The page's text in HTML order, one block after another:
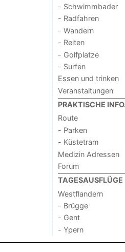
- Schwimmbader
- Radfahren
- Wandern
- Reiten
- Golfplatze
- Surfen
Essen und trinken
Veranstaltungen
PRAKTISCHE
Route
- Parken
- Küstetram
Medizin Adressen
Forum
TAGESAUSFLÜGE
Westflandern
- Brügge
- Gent
- Ypern